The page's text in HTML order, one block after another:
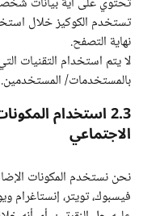
تستخدم الكوكيز خلال
نهاية التصفح.
لا يتم استخدام التقنيات
بالمستخدمات/ المستخدمين.
2.3 استخدام
الاجتماعي
نحن نستخدم المكونات
فيسبوك، تويتر،